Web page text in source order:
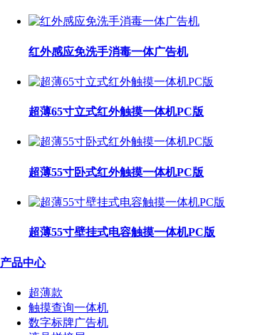
红外感应免洗手消毒一体广告机
超薄65寸立式红外触摸一体机PC版
超薄55寸卧式红外触摸一体机PC版
超薄55寸壁挂式电容触摸一体机PC版
产品中心
超薄款
触摸查询一体机
数字标牌广告机